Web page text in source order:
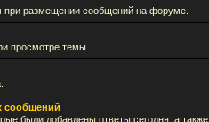
размещении сообщений на форуме.
просмотре темы.
сообщений
были добавлены ответы сегодня, а